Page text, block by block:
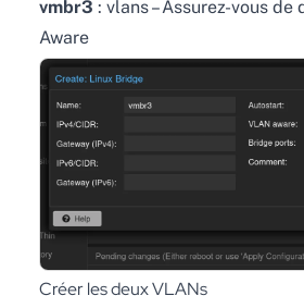
vmbr3 : vlans – Assurez-vous de
Aware
Créer les deux VLANs